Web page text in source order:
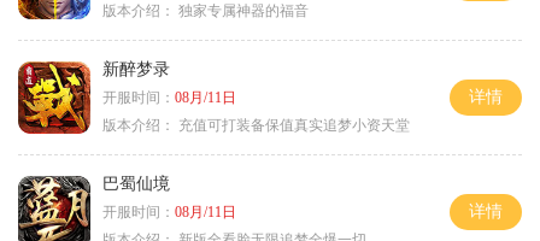
版本介绍： 独家专属神器的福音
新醉梦录
开服时间： 08月/11日
版本介绍：
充值可打装备保值真实追梦小资天堂
详情
巴蜀仙境
开服时间： 08月/11日
详情